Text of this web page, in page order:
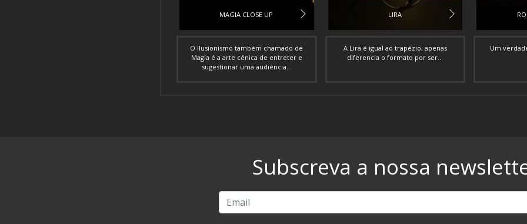
MAGIA CLOSE UP
O Ilusionismo também chamado de
Magia é a arte cénica de entreter e
sugestionar uma audiência...
LIRA
A Lira é igual ao trapézio, apenas
diferencia o formato por ser...
Um
Subscreva a nossa